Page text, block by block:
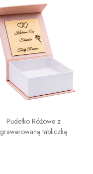
Pudełko Różowe z
grawerowaną tabliczką